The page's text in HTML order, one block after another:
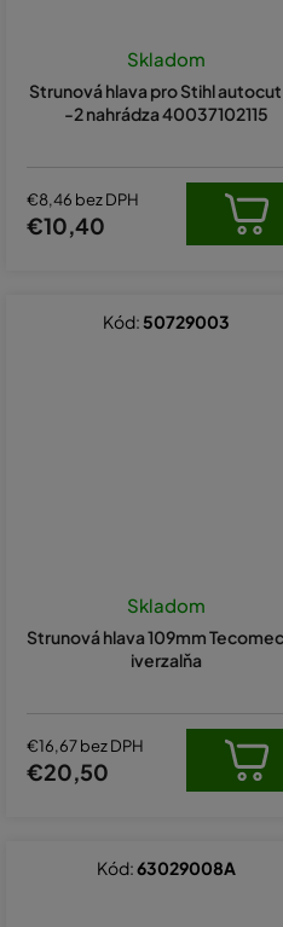
Strunová hlava pro Stihl
-2 nahrádza 40037102115
Skladom
€8,46 bez DPH
€10,40
Strunová hlava 109mm
iverzalňa
Skladom
€16,67 bez DPH
€20,50
Kód: 50729003
Kód:63029008A